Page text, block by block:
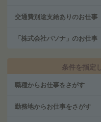
交通費別途支給ありのお仕事
「株式会社パソナ」のお仕事
条件を指定
職種からお仕事をさがす
勤務地からお仕事をさがす